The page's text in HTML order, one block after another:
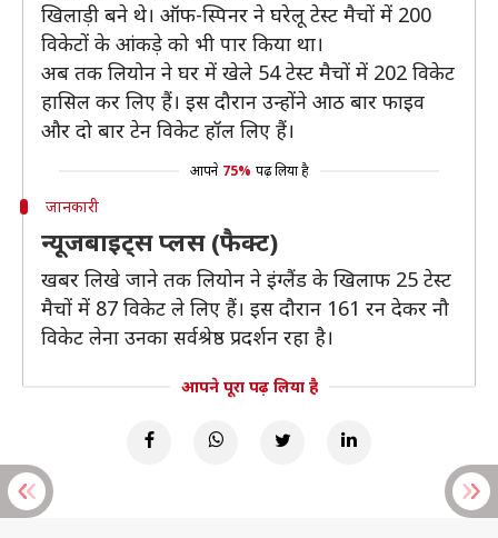
खिलाड़ी बने थे। ऑफ-स्पिनर ने घरेलू टेस्ट मैचों में 200
विकेटों के आंकड़े को भी पार किया था।
अब तक लियोन ने घर में खेले 54 टेस्ट मैचों में 202 विकेट
हासिल कर लिए हैं। इस दौरान उन्होंने आठ बार फाइव
और दो बार टेन विकेट हॉल लिए हैं।
आपने 75% पढ़ लिया है
जानकारी
न्यूजबाइट्स प्लस (फैक्ट)
खबर लिखे जाने तक लियोन ने इंग्लैंड के खिलाफ 25 टेस्ट
मैचों में 87 विकेट ले लिए हैं। इस दौरान 161 रन देकर नौ
विकेट लेना उनका सर्वश्रेष्ठ प्रदर्शन रहा है।
आपने पूरा पढ़ लिया है